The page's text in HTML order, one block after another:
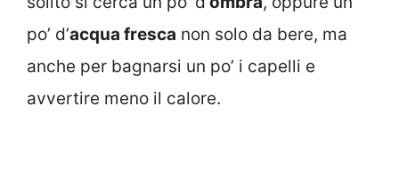
po’ d’acqua fresca non solo da bere, ma
anche per bagnarsi un po’ i capelli e
avvertire meno il calore.